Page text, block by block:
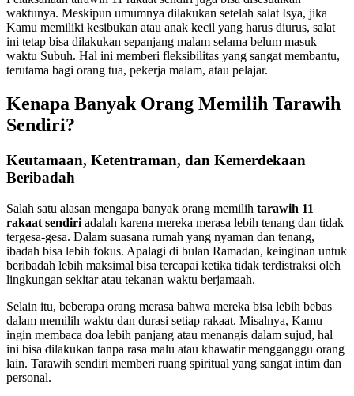
waktunya. Meskipun umumnya dilakukan setelah salat Isya, jika
Kamu memiliki kesibukan atau anak kecil yang harus diurus, salat
ini tetap bisa dilakukan sepanjang malam selama belum masuk
waktu Subuh. Hal ini memberi fleksibilitas yang sangat membantu,
terutama bagi orang tua, pekerja malam, atau pelajar.
Kenapa Banyak Orang Memilih Tarawih
Sendiri?
Keutamaan, Ketentraman, dan Kemerdekaan
Beribadah
Salah satu alasan mengapa banyak orang memilih tarawih 11
rakaat sendiri adalah karena mereka merasa lebih tenang dan tidak
tergesa-gesa. Dalam suasana rumah yang nyaman dan tenang,
ibadah bisa lebih fokus. Apalagi di bulan Ramadan, keinginan untuk
beribadah lebih maksimal bisa tercapai ketika tidak terdistraksi oleh
lingkungan sekitar atau tekanan waktu berjamaah.
Selain itu, beberapa orang merasa bahwa mereka bisa lebih bebas
dalam memilih waktu dan durasi setiap rakaat. Misalnya, Kamu
ingin membaca doa lebih panjang atau menangis dalam sujud, hal
ini bisa dilakukan tanpa rasa malu atau khawatir mengganggu orang
lain. Tarawih sendiri memberi ruang spiritual yang sangat intim dan
personal.